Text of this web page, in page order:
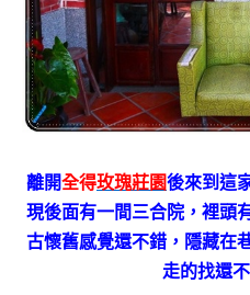
離開全得玫瑰莊園後來到這
現後面有一間三合院， 裡頭
古懷舊感覺還不錯， 隱藏在
走的找還